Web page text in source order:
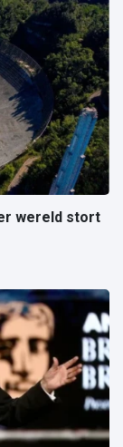
wereld stort